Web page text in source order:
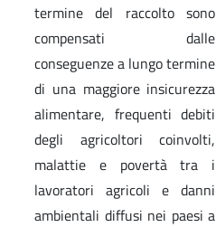
termine del raccolto sono
compensati dalle
conseguenze a lungo termine
di una maggiore insicurezza
alimentare, frequenti debiti
degli agricoltori coinvolti,
malattie e povertà tra i
lavoratori agricoli e danni
ambientali diffusi nei paesi a